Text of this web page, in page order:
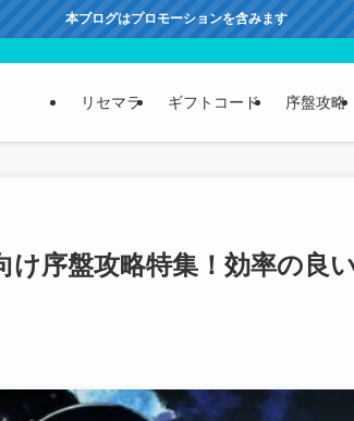
本ブログはプロモーションを含みます
リセマラ ギフトコード 序盤攻略
け序盤攻略特集！効率の良